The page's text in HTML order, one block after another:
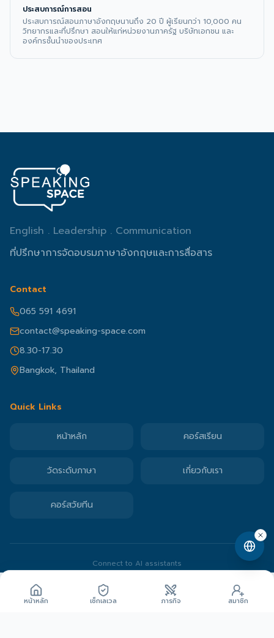
ประสบการณ์การสอน
ประสบการณ์สอนภาษาอังกฤษนานถึง 20 ปี ผู้เรียนกว่า 10,000 คน
วิทยากรและที่ปรึกษา สอนให้แก่หน่วยงานภาครัฐ บริษัทเอกชน และ
องค์กรชั้นนำของประเทศ
2,000 ปลดล็อกด้วย Gem
English . Leadership . Communication
ที่ปรึกษาการจัดอบรมภาษาอังกฤษและการสื่อสาร
Contact
065 591 4691
contact@speaking-space.com
8.30-17.30
Bangkok, Thailand
Quick Links
หน้าหลัก คอร์สเรียน
วัดระดับภาษา เกี่ยวกับเรา
คอร์สวัยทีน
Connect to AI assistants
หน้าหลัก เช็กเลเวล ภารกิจ สมาชิก